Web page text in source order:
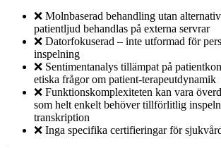
❌ Molnbaserad behandling utan
patientljud behandlas på externa servrar
❌ Datorfokuserad – inte utformad för
inspelning
❌ Sentimentanalys tillämpat på
etiska frågor om patient-terapeutdynamik
❌ Funktionskomplexiteten kan vara
som helt enkelt behöver tillförlitlig
transkription
❌ Inga specifika certifieringar för